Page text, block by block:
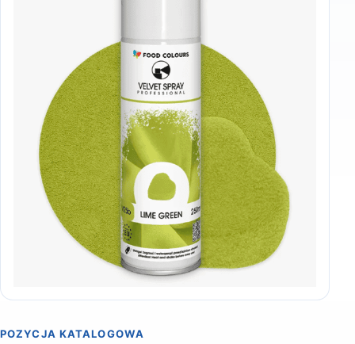
POZYCJA KATALOGOWA